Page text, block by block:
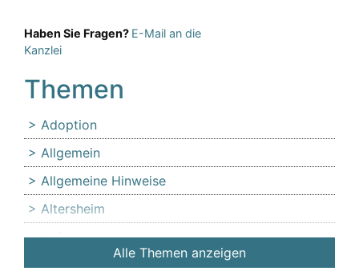
Haben Sie Fragen? E-Mail an die
Kanzlei
Themen
Adoption
Allgemein
Allgemeine Hinweise
Altersheim
Anfechtung
Angehörige
Alle Themen anzeigen